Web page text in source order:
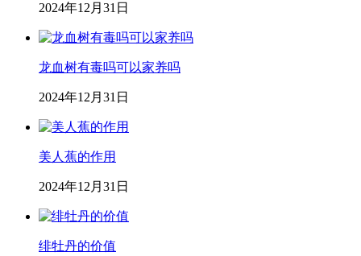
2024年12月31日
龙血树有毒吗可以家养吗
2024年12月31日
美人蕉的作用
2024年12月31日
绯牡丹的价值